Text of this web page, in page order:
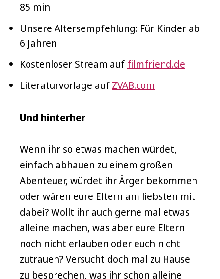
85 min
Unsere Altersempfehlung: Für Kinder ab
6 Jahren
Kostenloser Stream auf filmfriend.de
Literaturvorlage auf ZVAB.com
Und hinterher
Wenn ihr so etwas machen würdet,
einfach abhauen zu einem großen
Abenteuer, würdet ihr Ärger bekommen
oder wären eure Eltern am liebsten mit
dabei? Wollt ihr auch gerne mal etwas
alleine machen, was aber eure Eltern
noch nicht erlauben oder euch nicht
zutrauen? Versucht doch mal zu Hause
zu besprechen, was ihr schon alleine